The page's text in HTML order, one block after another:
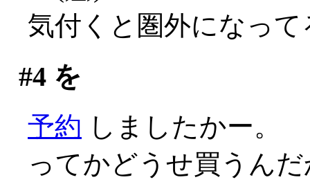
気付くと圏外になっ
#4を
予約 しましたかー。
ってかどうせ買うん